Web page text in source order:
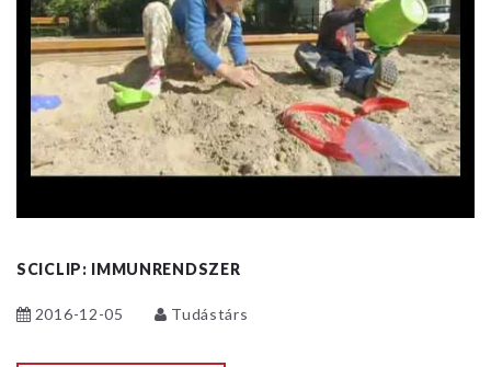
SCICLIP: IMMUNRENDSZER
2016-12-05 Tudástárs